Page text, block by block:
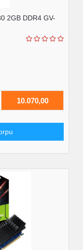
2GB DDR4 GV-
10.070,00